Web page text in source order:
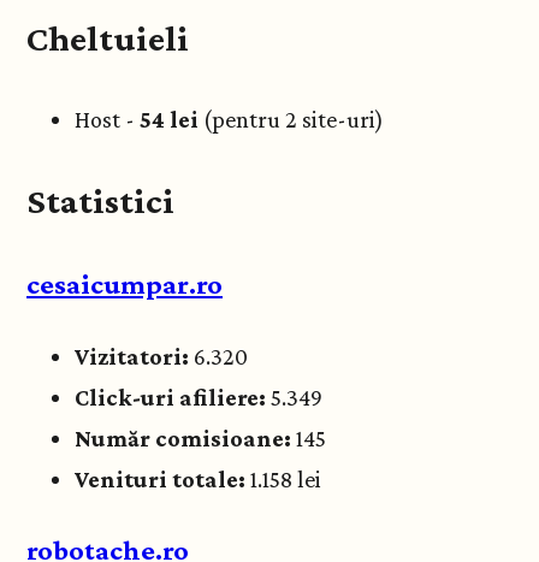
Cheltuieli
Host - 54 lei (pentru 2 site-uri)
Statistici
cesaicumpar.ro
Vizitatori: 6.320
Click-uri afiliere: 5.349
Număr comisioane: 145
Venituri totale: 1.158 lei
robotache.ro